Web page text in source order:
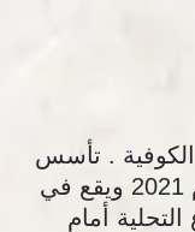
. تأسس
عام 2018 ثم تطور وتوسع عام 2021 ويقع في
أمام